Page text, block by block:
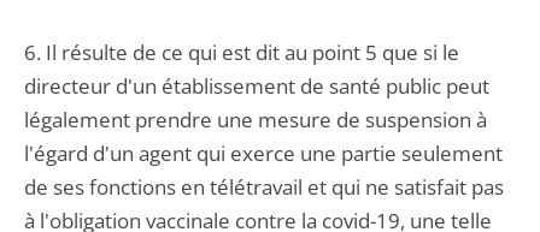
6. Il résulte de ce qui est dit au point 5 que si le
directeur d'un établissement de santé public peut
légalement prendre une mesure de suspension à
l'égard d'un agent qui exerce une partie seulement
de ses fonctions en télétravail et qui ne satisfait pas
à l'obligation vaccinale contre la covid-19, une telle